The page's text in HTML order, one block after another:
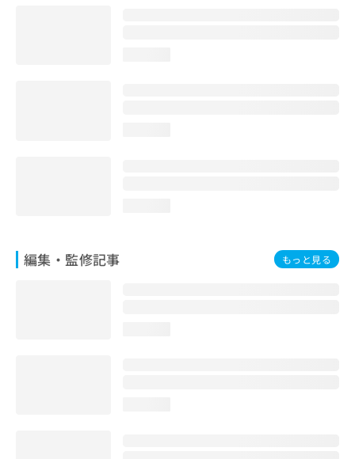
編集・監修記事 もっと見る